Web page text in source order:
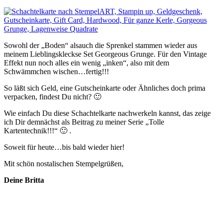
Sowohl der „Boden“ alsauch die Sprenkel stammen wieder aus
meinem Lieblingskleckse Set Georgeous Grunge. Für den Vintage
Effekt nun noch alles ein wenig „inken“, also mit dem
Schwämmchen wischen…fertig!!!
So läßt sich Geld, eine Gutscheinkarte oder Ähnliches doch prima
verpacken, findest Du nicht? 🙂
Wie einfach Du diese Schachtelkarte nachwerkeln kannst, das zeige
ich Dir demnächst als Beitrag zu meiner Serie „Tolle
Kartentechnik!!!“ 🙂 .
Soweit für heute…bis bald wieder hier!
Mit schön nostalischen Stempelgrüßen,
Deine Britta